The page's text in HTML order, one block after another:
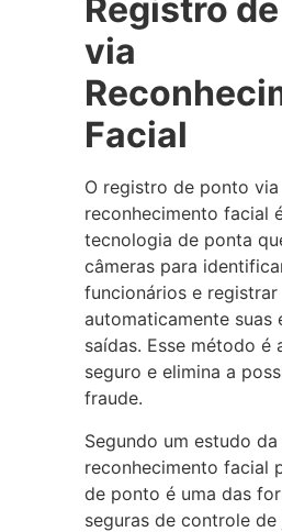
Registro
via
Facial
O registro de ponto via
reconhecimento facial
tecnologia de ponta
câmeras para
funcionários e registrar
automaticamente suas
saídas. Esse método é
seguro e elimina a
fraude.
Segundo um estudo da
reconhecimento facial
de ponto é uma das
seguras de controle